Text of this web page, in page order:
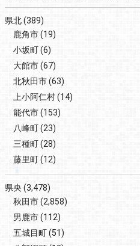
県北(389)
鹿角市(19)
小坂町(6)
大館市(67)
北秋田市(63)
上小阿仁村(14)
能代市(153)
八峰町(23)
三種町(28)
藤里町(12)
県央(3,478)
秋田市(2,858)
男鹿市(112)
五城目町(51)